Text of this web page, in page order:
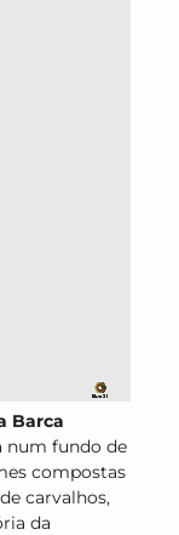
Barca
num fundo de
compostas
carvalhos,
da